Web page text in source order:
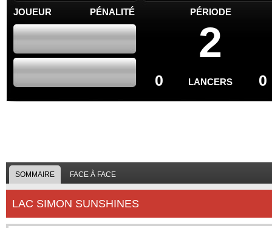
JOUEUR PÉNALITÉ PÉRIODE
2
LANCERS
0 0
SOMMAIRE FACE À FACE
LAC SIMON SUNSHINES